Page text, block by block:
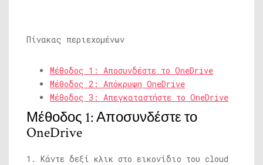
Πίνακας περιεχομένων
Μέθοδος 1: Αποσυνδέστε το OneDrive
Μέθοδος 2: Απόκρυψη OneDrive
Μέθοδος 3: Απεγκαταστήστε το OneDrive
Μέθοδος 1: Αποσυνδέστε το
OneDrive
1. Κάντε δεξί κλικ στο εικονίδιο του cloud